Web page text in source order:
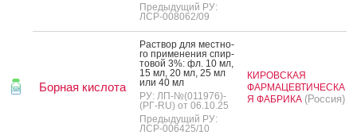
Предыдущий РУ:
ЛСР-008062/09
Борная кислота
Рас­твор для мес­тно­
го при­мене­ния спир­
то­вой 3%: фл. 10 мл,
15 мл, 20 мл, 25 мл
или 40 мл
РУ: ЛП-№(011976)-
(РГ-RU) от 06.10.25
Предыдущий РУ:
ЛСР-006425/10
КИРОВСКАЯ
ФАРМАЦЕВТИЧЕСКА
Я ФАБРИКА (Россия)